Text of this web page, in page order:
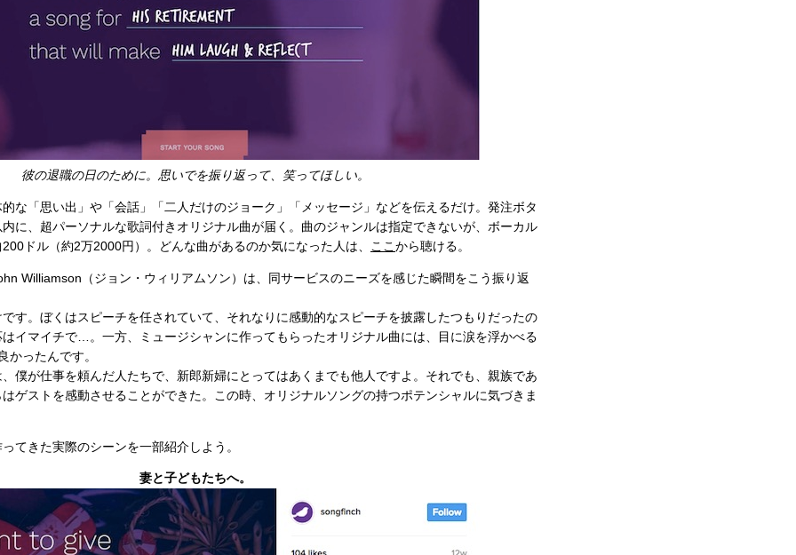
彼の退職の日のために。思いでを振り返って、笑ってほしい。
「思い出」や「会話」「二人だけのジョーク」「メッセージ」などを伝えるだけ。発注ボタ
に、超パーソナルな歌詞付きオリジナル曲が届く。曲のジャンルは指定できないが、ボーカル
ドル（約2万2000円）。どんな曲があるのか気になった人は、
ここ から聴ける。
Williamson（ジョン・ウィリアムソン）は、同サービスのニーズを感じた瞬間をこう振り返
す。ぼくはスピーチを任されていて、それなりに感動的なスピーチを披露したつもりだったの
イマイチで…。一方、ミュージシャンに作ってもらったオリジナル曲には、目に涙を浮かべる
かったんです。
僕が仕事を頼んだ人たちで、新郎新婦にとってはあくまでも他人ですよ。それでも、親族であ
ゲストを感動させることができた。この時、オリジナルソングの持つポテンシャルに気づきま
きた実際のシーンを一部紹介しよう。
妻と子どもたちへ。